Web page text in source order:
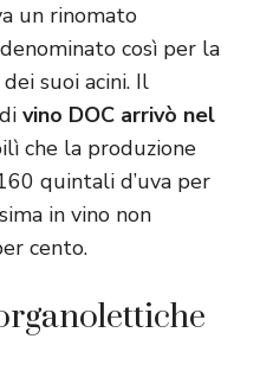
un rinomato
così per la
suoi acini. Il
vino DOC arrivò nel
che la produzione
quintali d’uva per
in vino non
cento.